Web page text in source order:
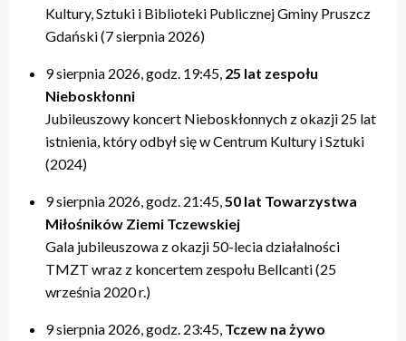
Kultury, Sztuki i Biblioteki Publicznej Gminy Pruszcz
Gdański (7 sierpnia 2026)
9 sierpnia 2026, godz. 19:45, 25 lat zespołu
Nieboskłonni
Jubileuszowy koncert Nieboskłonnych z okazji 25 lat
istnienia, który odbył się w Centrum Kultury i Sztuki
(2024)
9 sierpnia 2026, godz. 21:45, 50 lat Towarzystwa
Miłośników Ziemi Tczewskiej
Gala jubileuszowa z okazji 50-lecia działalności
TMZT wraz z koncertem zespołu Bellcanti (25
września 2020 r.)
9 sierpnia 2026, godz. 23:45, Tczew na żywo